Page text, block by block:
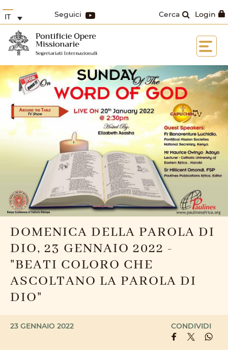
Login
Cerca
Seguici
IT
DOMENICA DELLA PAROLA DI
DIO, 23 GENNAIO 2022 -
"BEATI COLORO CHE
ASCOLTANO LA PAROLA DI
DIO"
23 GENNAIO 2022 CONDIVIDI